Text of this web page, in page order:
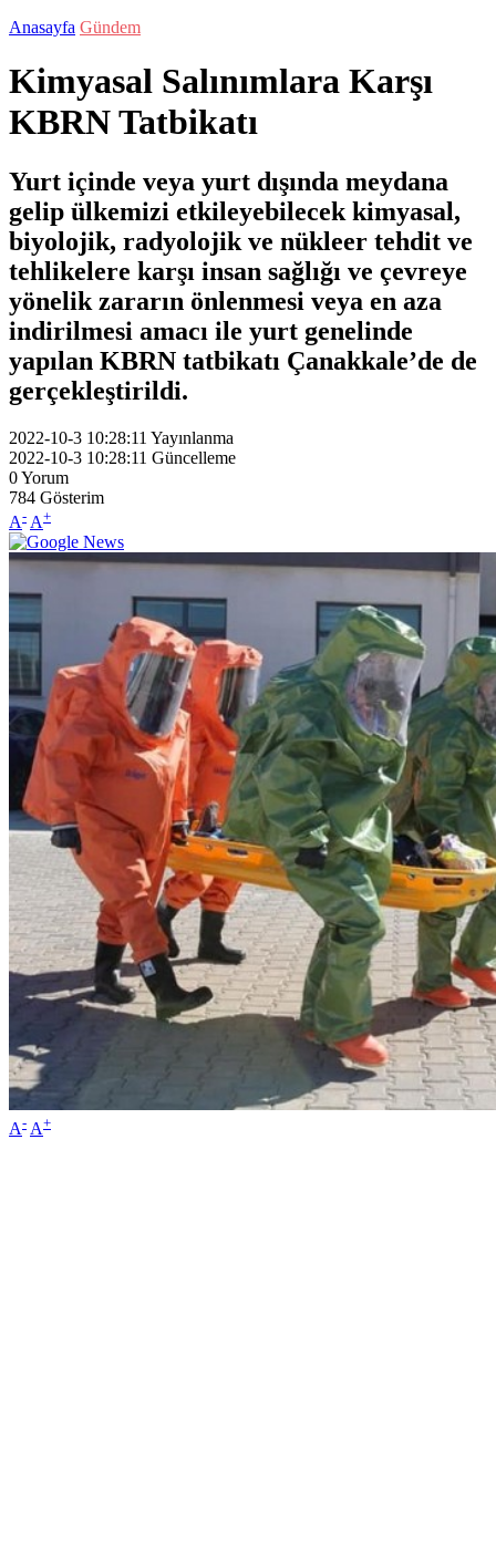
Anasayfa Gündem
Kimyasal Salınımlara Karşı
KBRN Tatbikatı
Yurt içinde veya yurt dışında meydana
gelip ülkemizi etkileyebilecek kimyasal,
biyolojik, radyolojik ve nükleer tehdit ve
tehlikelere karşı insan sağlığı ve çevreye
yönelik zararın önlenmesi veya en aza
indirilmesi amacı ile yurt genelinde
yapılan KBRN tatbikatı Çanakkale’de de
gerçekleştirildi.
2022-10-3 10:28:11 Yayınlanma
2022-10-3 10:28:11 Güncelleme
0Yorum
784 Gösterim
A- A+
A- A+